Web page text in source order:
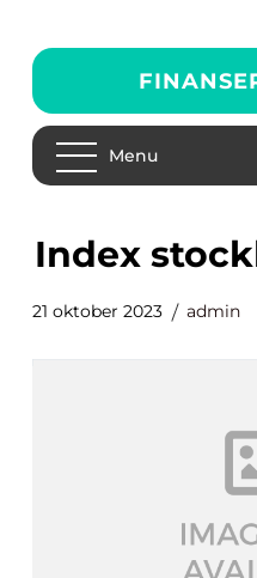
Menu
index
21 oktober 2023 admin